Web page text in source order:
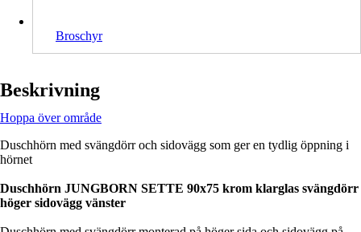
Broschyr
Beskrivning
Hoppa över område
Duschhörn med svängdörr och sidovägg som ger en tydlig öppning i
hörnet
Duschhörn JUNGBORN SETTE 90x75 krom klarglas svängdörr
höger sidovägg vänster